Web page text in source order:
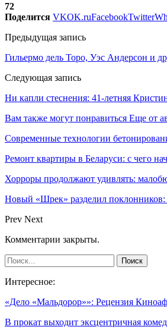
72
Поделится VKOK.ruFacebookTwitter
Предыдущая запись
Гильермо дель Торо, Уэс Андерсон и
Следующая запись
Ни капли стеснения: 41-летняя
Вам также могут понравиться Еще от
Современные технологии
Ремонт квартиры в Беларуси: с чего
Хорроры продолжают удивлять:
Новый «Шрек» разделил поклонников:
Prev Next
Комментарии закрыты.
Интересное:
«Дело «Мальдорор»»: Рецензия
В прокат выходит эксцентричная